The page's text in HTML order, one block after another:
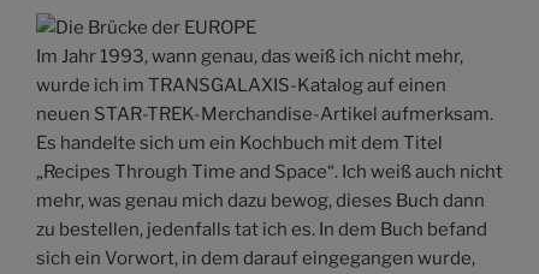
Im Jahr 1993, wann genau, das weiß ich nicht mehr,
wurde ich im TRANSGALAXIS-Katalog auf einen
neuen STAR-TREK-Merchandise-Artikel aufmerksam.
Es handelte sich um ein Kochbuch mit dem Titel
„Recipes Through Time and Space“. Ich weiß auch nicht
mehr, was genau mich dazu bewog, dieses Buch dann
zu bestellen, jedenfalls tat ich es. In dem Buch befand
sich ein Vorwort, in dem darauf eingegangen wurde,